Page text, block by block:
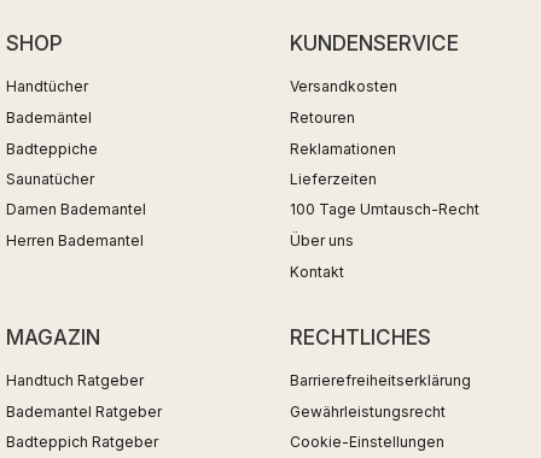
SHOP
Handtücher
Bademäntel
Badteppiche
Saunatücher
Damen Bademantel
Herren Bademantel
KUNDENSERVICE
Versandkosten
Retouren
Reklamationen
Lieferzeiten
100 Tage Umtausch-Recht
Über uns
Kontakt
MAGAZIN
Handtuch Ratgeber
Bademantel Ratgeber
Badteppich Ratgeber
RECHTLICHES
Barrierefreiheitserklärung
Gewährleistungsrecht
Cookie-Einstellungen